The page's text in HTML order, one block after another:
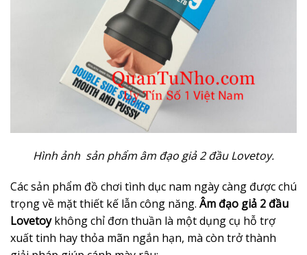
Hình ảnh sản phẩm âm đạo giả 2 đầu Lovetoy.
Các sản phẩm đồ chơi tình dục nam ngày càng được chú
trọng về mặt thiết kế lẫn công năng. Âm đạo giả 2 đầu
Lovetoykhông chỉ đơn thuần là một dụng cụ hỗ trợ
xuất tinh hay thỏa mãn ngắn hạn, mà còn trở thành